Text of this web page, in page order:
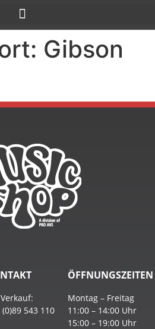
Gibson
(0)89 543 110
ÖFFNUNGSZEITEN
Montag – Freitag
11:00 – 14:00 Uhr
15:00 – 19:00 Uhr